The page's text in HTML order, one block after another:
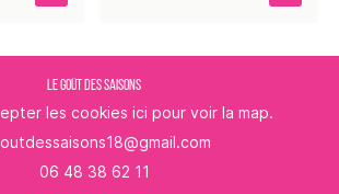
LE GOÛT DES SAISONS
les cookies ici pour voir la map.
06 48 38 62 11